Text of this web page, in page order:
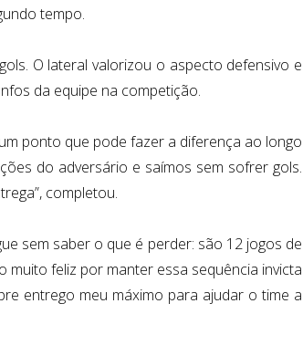
tempo.
O lateral valorizou o aspecto defensivo e
da equipe na competição.
ponto que pode fazer a diferença ao longo
do adversário e saímos sem sofrer gols.
completou.
sem saber o que é perder: são 12 jogos de
muito feliz por manter essa sequência invicta
entrego meu máximo para ajudar o time a